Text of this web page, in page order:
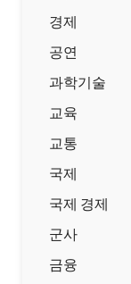
경제
공연
과학기술
교육
교통
국제
국제 경제
군사
금융